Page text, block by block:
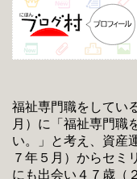
福祉専門職をしてい
月）に「福祉専門職
い。」と考え、資産
７年５月）からセミ
にも出会い４７歳（